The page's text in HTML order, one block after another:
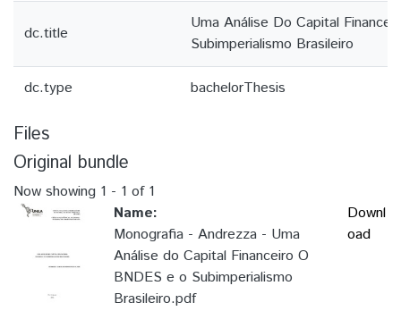
dc.title
Uma Análise Do Capital
Subimperialismo Brasileiro
dc.type bachelorThesis
Files
Original bundle
Now showing 1 - 1 of 1
Name:
Monografia - Andrezza - Uma
Análise do Capital Financeiro O
BNDES e o Subimperialismo
Brasileiro.pdf
Downl
oad